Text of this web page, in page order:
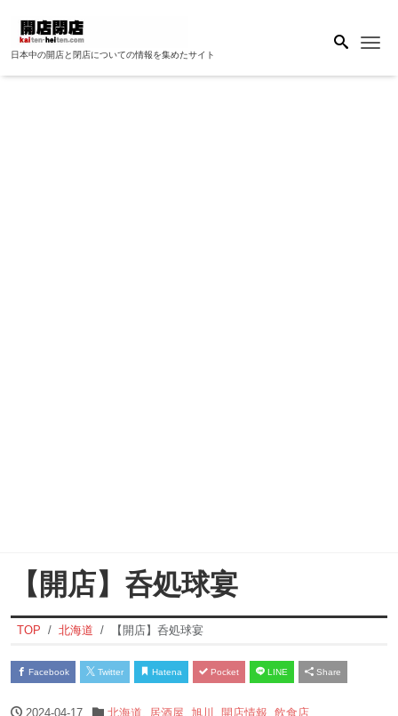
日本中の開店と閉店についての情報を集めたサイト
【開店】呑処球宴
TOP 北海道 【開店】呑処球宴
Facebook Twitter Hatena Pocket LINE Share
2024-04-17 北海道 居酒屋 旭川 開店情報 飲食店